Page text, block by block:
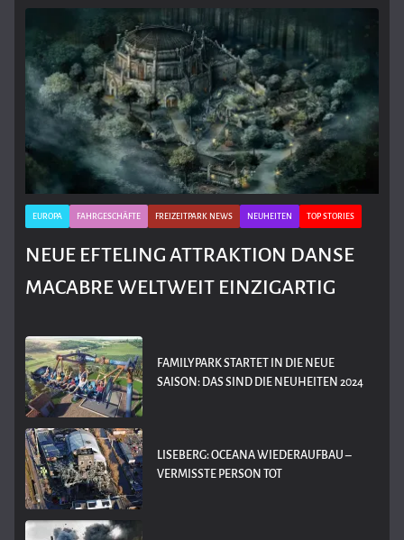
EUROPA FAHRGESCHÄFTE FREIZEITPARK NEWS NEUHEITEN TOP STORIES
NEUE EFTELING ATTRAKTION DANSE
MACABRE WELTWEIT EINZIGARTIG
FAMILYPARK STARTET IN DIE NEUE
SAISON: DAS SIND DIE NEUHEITEN 2024
LISEBERG: OCEANA WIEDERAUFBAU –
VERMISSTE PERSON TOT